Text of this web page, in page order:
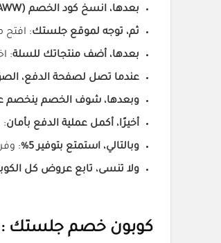
بعدها، انسخ كود الخصم (AWW)
ثم، توجه لموقع جلستك: افتح
بعدها، أضف منتجاتك للسلة:
عندما تصل لصفحة الدفع،
وبعدها، شوف الخصم ينخصم
أخيرًا، أكمل عملية الدفع بأمان:
وبالتالي، استمتع بتوفير 5% :
ولا تنسى، تابع عروض كل
كوبون خصم جلستك :